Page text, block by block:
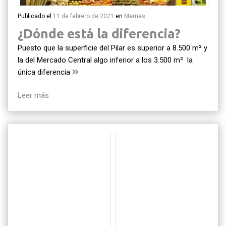
Publicado el 11 de febrero de 2021 en Memes
¿Dónde está la diferencia?
Puesto que la superficie del Pilar es superior a 8.500 m² y
la del Mercado Central algo inferior a los 3.500 m² la
única diferencia
Leer más